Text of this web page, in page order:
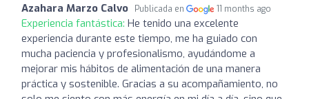
Azahara Marzo Calvo Publicada en 11 months ago
Experiencia fantástica: He tenido una excelente
experiencia durante este tiempo, me ha guiado con
mucha paciencia y profesionalismo, ayudándome a
mejorar mis hábitos de alimentación de una manera
práctica y sostenible. Gracias a su acompañamiento, no